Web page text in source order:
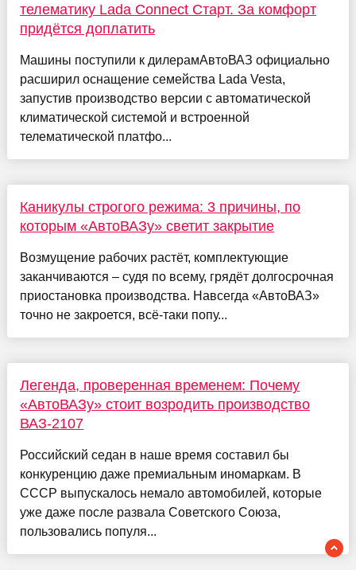
телематику Lada Connect Старт. За комфорт
придётся доплатить
Машины поступили к дилерамАвтоВАЗ официально
расширил оснащение семейства Lada Vesta,
запустив производство версии с автоматической
климатической системой и встроенной
телематической платфо...
Каникулы строгого режима: 3 причины, по
которым «АвтоВАЗу» светит закрытие
Возмущение рабочих растёт, комплектующие
заканчиваются – судя по всему, грядёт долгосрочная
приостановка производства. Навсегда «АвтоВАЗ»
точно не закроется, всё-таки попу...
Легенда, проверенная временем: Почему
«АвтоВАЗу» стоит возродить производство
ВАЗ-2107
Российский седан в наше время составил бы
конкуренцию даже премиальным иномаркам. В
СССР выпускалось немало автомобилей, которые
уже даже после развала Советского Союза,
пользовались популя...